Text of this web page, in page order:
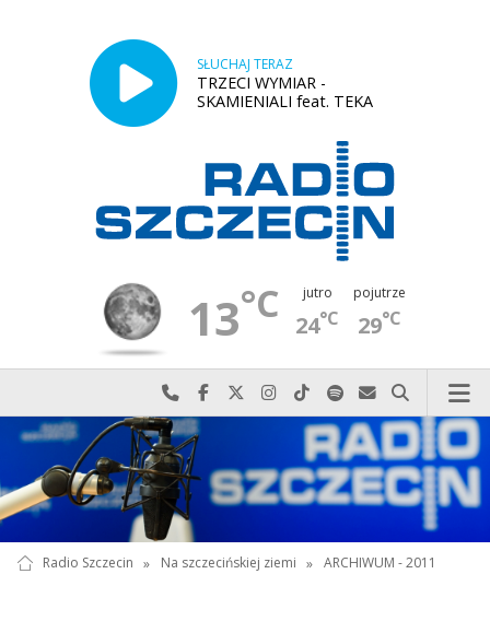
SŁUCHAJ TERAZ
TRZECI WYMIAR -
SKAMIENIALI feat. TEKA
13°C jutro
24°C
pojutrze
29°C
Najlepiej po prostu do nas zadzwoń
Odwiedź nas na Facebook-u
Odwiedź nas na X
Odwiedź nas na Instagram-ie
Odwiedź nas na TikTok-u
Szukaj nas na Spotify
Wyślij do nas
Szukaj
Radio Szczecin » Na szczecińskiej ziemi » ARCHIWUM - 2011